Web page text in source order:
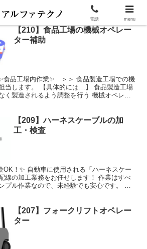
【210】食品工場の機械オペレー
ター補助
品工場内作業✨ ＞＞ 食品製造工場での機
当します。 【具体的には…】 食品製造工場
く製造されるよう調整を行う 機械オペレー
【209】ハーネスケーブルの加
工・検査
OK！✨ 自動車に使用される「ハーネスケー
線の加工業務をお任せします！ 作業はすべ
プル作業なので、未経験でも安心です。 ＜
【207】フォークリフトオペレー
ター
menu
電話